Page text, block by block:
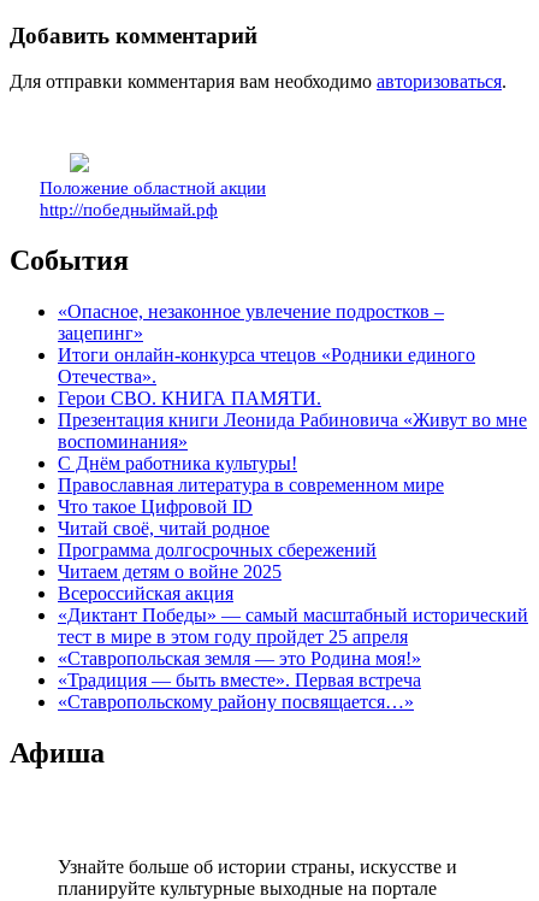
Добавить комментарий
Для отправки комментария вам необходимо авторизоваться.
Положение областной акции
http://победныймай.рф
События
«Опасное, незаконное увлечение подростков –
зацепинг»
Итоги онлайн-конкурса чтецов «Родники единого
Отечества».
Герои СВО. КНИГА ПАМЯТИ.
Презентация книги Леонида Рабиновича «Живут во мне
воспоминания»
С Днём работника культуры!
Православная литература в современном мире
Что такое Цифровой ID
Читай своё, читай родное
Программа долгосрочных сбережений
Читаем детям о войне 2025
Всероссийская акция
«Диктант Победы» — самый масштабный исторический
тест в мире в этом году пройдет 25 апреля
«Ставропольская земля — это Родина моя!»
«Традиция — быть вместе». Первая встреча
«Ставропольскому району посвящается…»
Афиша
Узнайте больше об истории страны, искусстве и
планируйте культурные выходные на портале